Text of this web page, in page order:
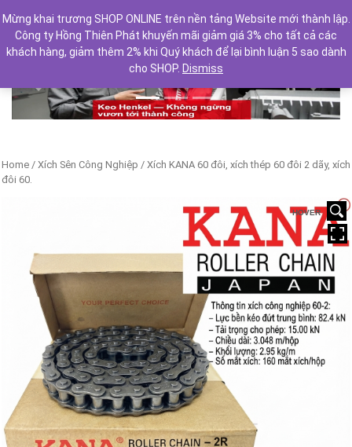
Previous Next
Home / Xích Sên Công Nghiệp / Xích KANA 60 đôi, xích thép 60 đôi 2 dãy, xích
đôi 60.
HOVER
Mừng khai trương SHOP ONLINE trên nền tảng Website mới thành lập.
Công ty Hồng Thiên Phát khuyến mãi giảm giá 3% cho tất cả các
khách hàng, giảm thêm 2% khi Quý khách để lại bình luận 5 sao dành
cho SHOP. Dismiss